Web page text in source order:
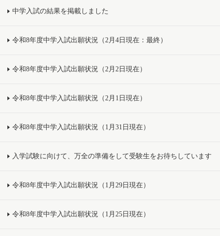
中学入試の結果を掲載しました
令和8年度中学入試出願状況（2月4日現在：最終）
令和8年度中学入試出願状況（2月2日現在）
令和8年度中学入試出願状況（2月1日現在）
令和8年度中学入試出願状況（1月31日現在）
入学試験に向けて、万全の準備をして受験生をお待ちしています
令和8年度中学入試出願状況（1月29日現在）
令和8年度中学入試出願状況（1月25日現在）